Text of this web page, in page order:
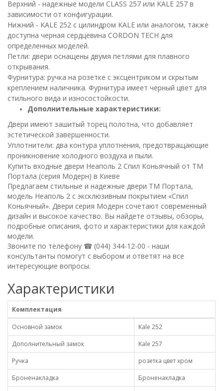
Верхний - надежные модели CLASS 257 или KALE 257 в
зависимости от конфигурации.
Нижний - KALE 252 с цилиндром KALE или аналогом, также
доступна черная сердцевина CORDON TECH для
определенных моделей.
Петли: двери оснащены двумя петлями для плавного
открывания.
Фурнитура: ручка на розетке с эксцентриком и скрытым
креплением наличника. Фурнитура имеет черный цвет для
стильного вида и износостойкости.
Дополнительные характеристики:
Двери имеют зашитый торец полотна, что добавляет
эстетической завершенности.
Уплотнители: два контура уплотнения, предотвращающие
проникновение холодного воздуха и пыли.
Купить входные двери Неаполь 2 Спил Коньячный от ТМ
Портала (серия Модерн) в Киеве
Предлагаем стильные и надежные двери ТМ Портала,
модель Неаполь 2 с эксклюзивным покрытием «Спил
Коньячный». Двери серия Модерн сочетают современный
дизайн и высокое качество. Вы найдете отзывы, обзоры,
подробные описания, фото и характеристики для каждой
модели.
Звоните по телефону ☎ (044) 344-12-00 - наши
консультанты помогут с выбором и ответят на все
интересующие вопросы.
Характеристики
Комплектация
Основной замок
Kale 252
Дополнительный замок
Kale 257
Ручка
розетка цвет хром
Броненакладка
Броненакладка